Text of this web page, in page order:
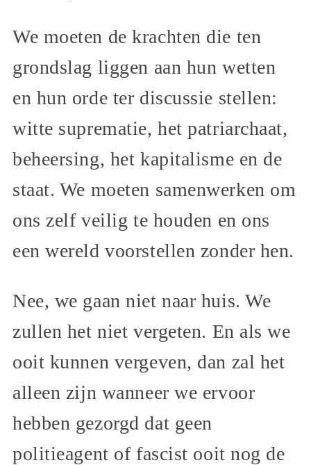
We moeten de krachten die ten
grondslag liggen aan hun wetten
en hun orde ter discussie stellen:
witte suprematie, het patriarchaat,
beheersing, het kapitalisme en de
staat. We moeten samenwerken om
ons zelf veilig te houden en ons
een wereld voorstellen zonder hen.
Nee, we gaan niet naar huis. We
zullen het niet vergeten. En als we
ooit kunnen vergeven, dan zal het
alleen zijn wanneer we ervoor
hebben gezorgd dat geen
politieagent of fascist ooit nog de